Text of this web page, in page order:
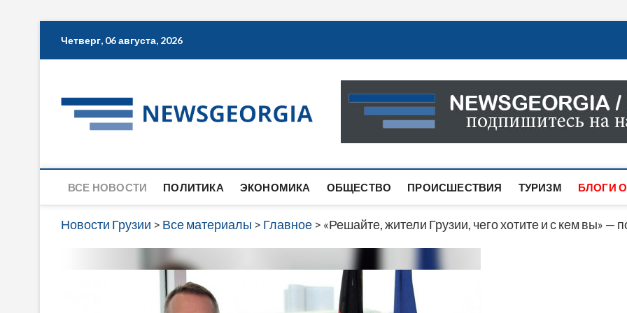
Четверг, 06 августа, 2026
Новости Грузии
САМАЯ АКТУАЛЬНАЯ ИНФОРМАЦИЯ О СОБЫТИЯХ
САЙТЕ ВЫ НАЙДЕТЕ НОВОСТИ ПОЛИТИКИ,
ВСЕ НОВОСТИ ПОЛИТИКА ЭКОНОМИКА ОБЩЕСТВО ПРОИСШЕСТВИЯ ТУРИЗМ БЛОГИ
Новости Грузии > Все материалы > Главное > «Решайте, жители Грузии, чего хотите и с кем вы»